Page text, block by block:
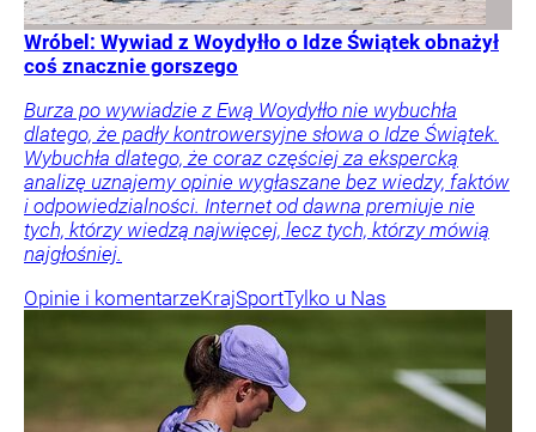
Wróbel: Wywiad z Woydyłło o Idze Świątek obnażył
coś znacznie gorszego
Burza po wywiadzie z Ewą Woydyłło nie wybuchła
dlatego, że padły kontrowersyjne słowa o Idze Świątek.
Wybuchła dlatego, że coraz częściej za ekspercką
analizę uznajemy opinie wygłaszane bez wiedzy, faktów
i odpowiedzialności. Internet od dawna premiuje nie
tych, którzy wiedzą najwięcej, lecz tych, którzy mówią
najgłośniej.
Opinie i komentarzeKrajSportTylko u Nas